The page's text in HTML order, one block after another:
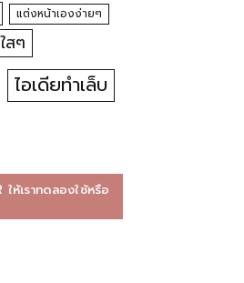
แต่งหน้าเองง่ายๆ
สๆ
ไอเดียทำเล็บ
ห้เราทดลองใช้หรือ